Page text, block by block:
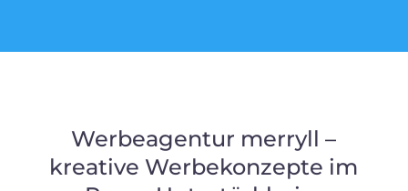
Werbeagentur merryll –
kreative Werbekonzepte im